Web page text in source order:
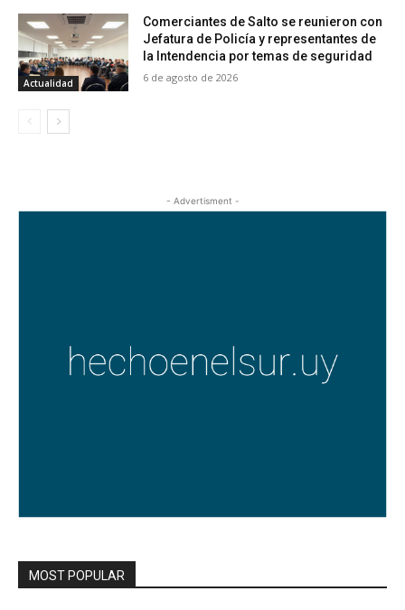
Actualidad
Comerciantes de Salto se reunieron con
Jefatura de Policía y representantes de
la Intendencia por temas de seguridad
6 de agosto de 2026
- Advertisment -
MOST POPULAR